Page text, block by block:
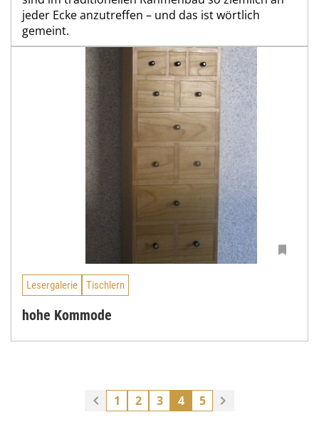
jeder Ecke anzutreffen – und das ist wörtlich
gemeint.
Lesergalerie Tischlern
hohe Kommode
1 2 3 4 5